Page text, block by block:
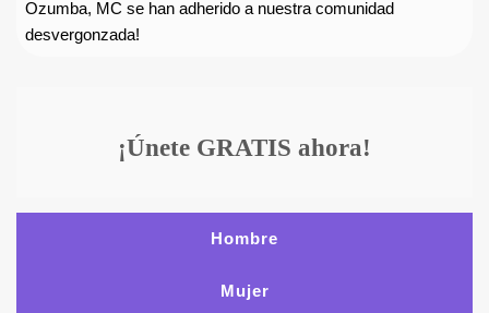
Ozumba, MC se han adherido a nuestra comunidad
desvergonzada!
¡Únete GRATIS ahora!
Hombre
Mujer